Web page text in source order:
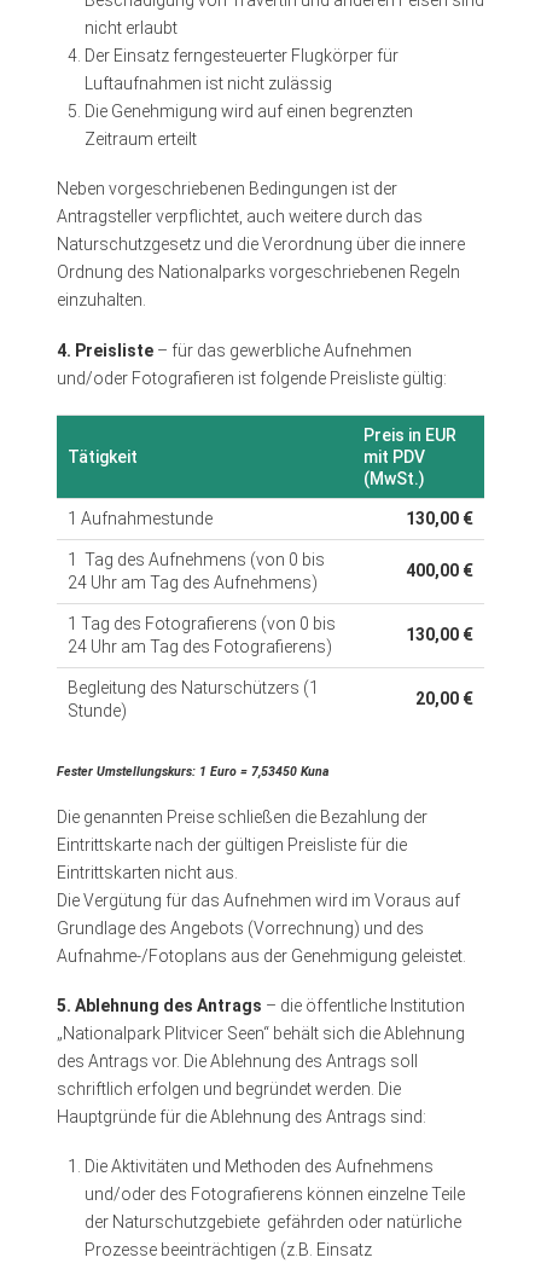
nicht erlaubt
Der Einsatz ferngesteuerter Flugkörper für
Luftaufnahmen ist nicht zulässig
Die Genehmigung wird auf einen begrenzten
Zeitraum erteilt
Neben vorgeschriebenen Bedingungen ist der
Antragsteller verpflichtet, auch weitere durch das
Naturschutzgesetz und die Verordnung über die innere
Ordnung des Nationalparks vorgeschriebenen Regeln
einzuhalten.
4. Preisliste – für das gewerbliche Aufnehmen
und/oder Fotografieren ist folgende Preisliste gültig:
Tätigkeit
Preis in EUR
mit PDV
(MwSt.)
1 Aufnahmestunde 130,00 €
1 Tag des Aufnehmens (von 0 bis
24 Uhr am Tag des Aufnehmens)
400,00 €
1 Tag des Fotografierens (von 0 bis
24 Uhr am Tag des Fotografierens)
130,00 €
Begleitung des Naturschützers (1
Stunde)
20,00 €
Fester Umstellungskurs: 1 Euro = 7,53450 Kuna
Die genannten Preise schließen die Bezahlung der
Eintrittskarte nach der gültigen Preisliste für die
Eintrittskarten nicht aus.
Die Vergütung für das Aufnehmen wird im Voraus auf
Grundlage des Angebots (Vorrechnung) und des
Aufnahme-/Fotoplans aus der Genehmigung geleistet.
5. Ablehnung des Antrags – die öffentliche Institution
„Nationalpark Plitvicer Seen“ behält sich die Ablehnung
des Antrags vor. Die Ablehnung des Antrags soll
schriftlich erfolgen und begründet werden. Die
Hauptgründe für die Ablehnung des Antrags sind:
Die Aktivitäten und Methoden des Aufnehmens
und/oder des Fotografierens können einzelne Teile
der Naturschutzgebiete gefährden oder natürliche
Prozesse beeinträchtigen (z.B. Einsatz